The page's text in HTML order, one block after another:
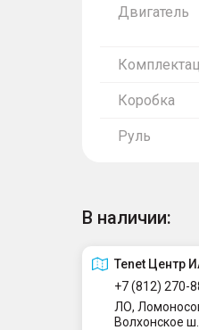
Двигатель
Коробка
Руль
В наличии:
Tenet Центр
+7 (812) 270-
ЛО,
Волхонское